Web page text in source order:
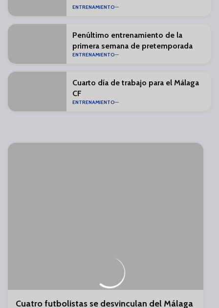
ENTRENAMIENTO
Penúltimo entrenamiento de la
primera semana de pretemporada
ENTRENAMIENTO
Cuarto día de trabajo para el Málaga
CF
ENTRENAMIENTO
Cuatro futbolistas se desvinculan del Málaga